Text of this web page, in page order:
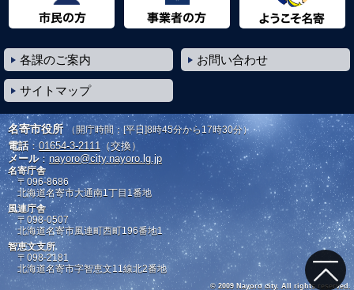
各課のご案内 お問い合わせ
サイトマップ
名寄市役所 （開庁時間：[平日]8時45分から17時30分）
電話 ： 01654-3-2111 （交換）
メール： nayoro@city.nayoro.lg.jp
名寄庁舎
〒096-8686
北海道名寄市大通南1丁目1番地
風連庁舎
〒098-0507
北海道名寄市風連町西町196番地1
智恵文支所
〒098-2181
北海道名寄市字智恵文11線北2番地
© 2009 Nayoro city. All rights reserved.